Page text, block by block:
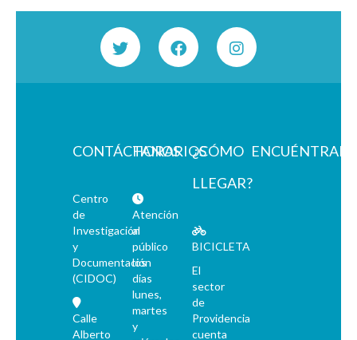
CONTÁCTANOS
Centro
de
Investigación
y
Documentación
(CIDOC)
Calle
Alberto
HORARIOS
Atención
al
público
los
días
lunes,
martes
y
¿CÓMO
LLEGAR?
BICICLETA
El
sector
de
Providencia
cuenta